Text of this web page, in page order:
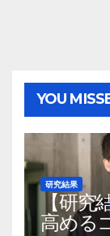
YOU
研究結果
【研
高める